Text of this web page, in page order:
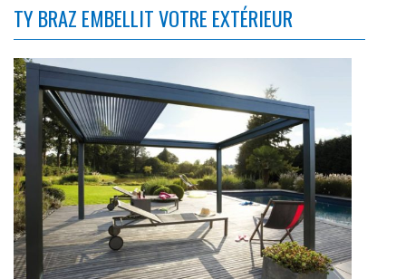
TY BRAZ EMBELLIT VOTRE EXTÉRIEUR